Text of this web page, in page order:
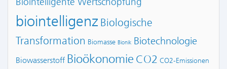
biointelligenz Biologische
Transformation Biomasse Bionik Biotechnologie
Biowasserstoff Bioökonomie CO2 CO2-Emissionen